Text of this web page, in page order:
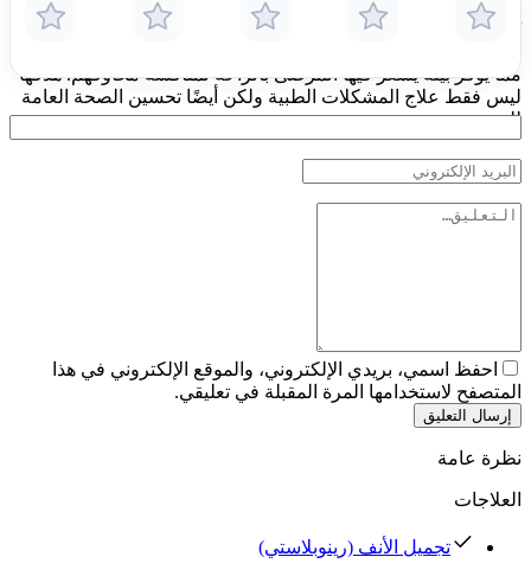
تُعرف الدكتورة ملكي بأسلوبها الإنساني في رعاية المرضى، حيث
مما يوفر بيئة يشعر فيها المرضى بالراحة لمناقشة مخاوفهم. هدفها
ليس فقط علاج المشكلات الطبية ولكن أيضًا تحسين الصحة العامة
للمرضى.
احفظ اسمي، بريدي الإلكتروني، والموقع الإلكتروني في هذا
المتصفح لاستخدامها المرة المقبلة في تعليقي.
إرسال التعليق
نظرة عامة
العلاجات
تجميل الأنف (رينوبلاستي)